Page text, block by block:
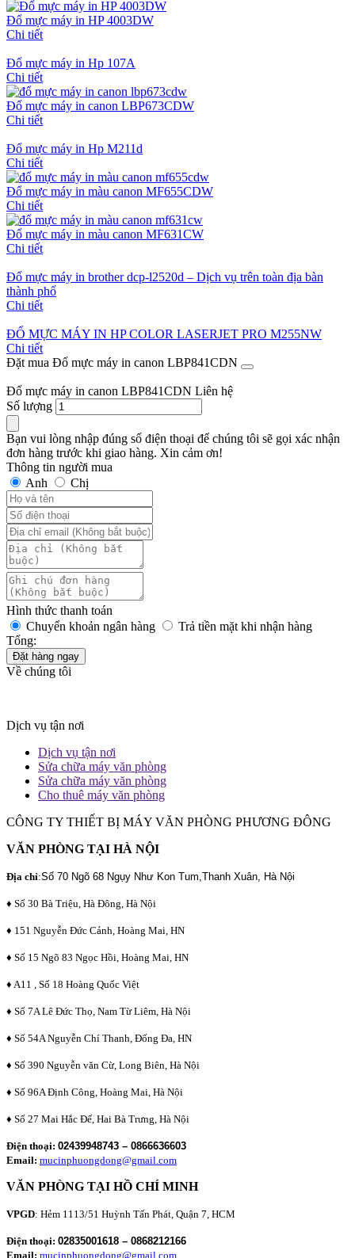
Đổ mực máy in HP 4003DW
Chi tiết
Đổ mực máy in Hp 107A
Chi tiết
Đổ mực máy in canon LBP673CDW
Chi tiết
Đổ mực máy in Hp M211d
Chi tiết
Đổ mực máy in màu canon MF655CDW
Chi tiết
Đổ mực máy in màu canon MF631CW
Chi tiết
Đổ mực máy in brother dcp-l2520d – Dịch vụ trên toàn địa bàn
thành phố
Chi tiết
ĐỔ MỰC MÁY IN HP COLOR LASERJET PRO M255NW
Chi tiết
Đặt mua Đổ mực máy in canon LBP841CDN
Đổ mực máy in canon LBP841CDN Liên hệ
Số lượng
Bạn vui lòng nhập đúng số điện thoại để chúng tôi sẽ gọi xác nhận
đơn hàng trước khi giao hàng. Xin cảm ơn!
Thông tin người mua
Anh
Chị
Hình thức thanh toán
Chuyển khoản ngân hàng
Trả tiền mặt khi nhận hàng
Tổng:
Đặt hàng ngay
Về chúng tôi
Dịch vụ tận nơi
Dịch vụ tận nơi
Sửa chữa máy văn phòng
Sửa chữa máy văn phòng
Cho thuê máy văn phòng
CÔNG TY THIẾT BỊ MÁY VĂN PHÒNG PHƯƠNG ĐÔNG
VĂN PHÒNG TẠI HÀ NỘI
Địa chỉ:Số 70 Ngõ 68 Ngụy Như Kon Tum,Thanh Xuân, Hà Nội
♦ Số 30 Bà Triệu, Hà Đông, Hà Nội
♦ 151 Nguyễn Đức Cảnh, Hoàng Mai, HN
♦ Số 15 Ngõ 83 Ngọc Hồi, Hoàng Mai, HN
♦ A11 , Số 18 Hoàng Quốc Việt
♦ Số 7A Lê Đức Thọ, Nam Từ Liêm, Hà Nội
♦ Số 54A Nguyễn Chí Thanh, Đống Đa, HN
♦ Số 390 Nguyễn văn Cừ, Long Biên, Hà Nội
♦ Số 96A Định Công, Hoàng Mai, Hà Nội
♦ Số 27 Mai Hắc Đế, Hai Bà Trưng, Hà Nội
Điện thoại: 02439948743 – 0866636603
Email: mucinphuongdong@gmail.com
VĂN PHÒNG TẠI HỒ CHÍ MINH
VPGD: Hẻm 1113/51 Huỳnh Tấn Phát, Quận 7, HCM
Điện thoại: 02835001618 – 0868212166
Email: mucinphuongdong@gmail.com